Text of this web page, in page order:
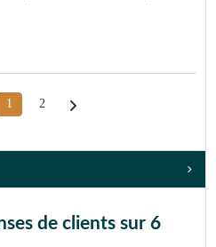
1 2
de clients sur 6